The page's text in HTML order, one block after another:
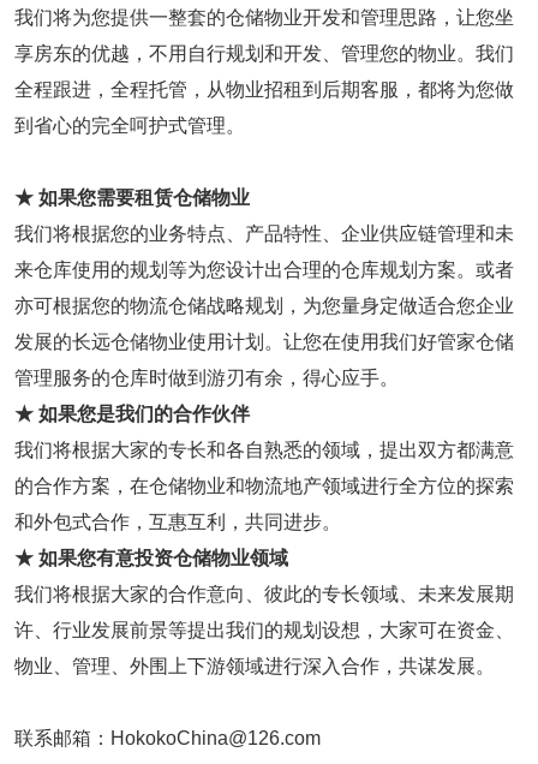
我们将为您提供一整套的仓储物业开发和管理思路，让您坐
享房东的优越，不用自行规划和开发、管理您的物业。我们
全程跟进，全程托管，从物业招租到后期客服，都将为您做
到省心的完全呵护式管理。
★ 如果您需要租赁仓储物业
我们将根据您的业务特点、产品特性、企业供应链管理和未
来仓库使用的规划等为您设计出合理的仓库规划方案。或者
亦可根据您的物流仓储战略规划，为您量身定做适合您企业
发展的长远仓储物业使用计划。让您在使用我们好管家仓储
管理服务的仓库时做到游刃有余，得心应手。
★ 如果您是我们的合作伙伴
我们将根据大家的专长和各自熟悉的领域，提出双方都满意
的合作方案，在仓储物业和物流地产领域进行全方位的探索
和外包式合作，互惠互利，共同进步。
★ 如果您有意投资仓储物业领域
我们将根据大家的合作意向、彼此的专长领域、未来发展期
许、行业发展前景等提出我们的规划设想，大家可在资金、
物业、管理、外围上下游领域进行深入合作，共谋发展。
联系邮箱：HokokoChina@126.com